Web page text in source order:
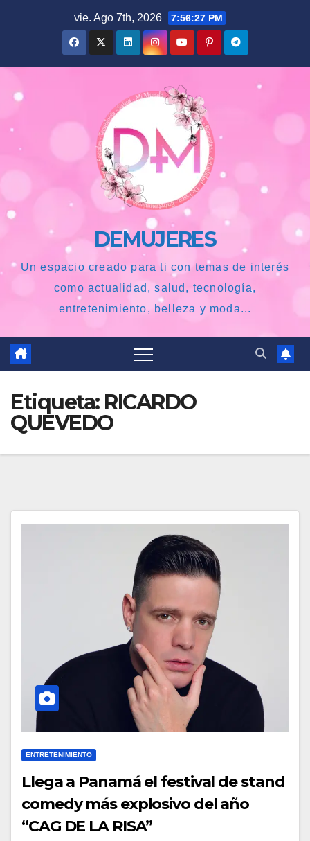
vie. Ago 7th, 2026 7:56:28 PM
DEMUJERES
Un espacio creado para ti con temas de interés
como actualidad, salud, tecnología,
entretenimiento, belleza y moda...
Etiqueta: RICARDO
QUEVEDO
ENTRETENIMIENTO
Llega a Panamá el festival de stand
comedy más explosivo del año
“CAG DE LA RISA”